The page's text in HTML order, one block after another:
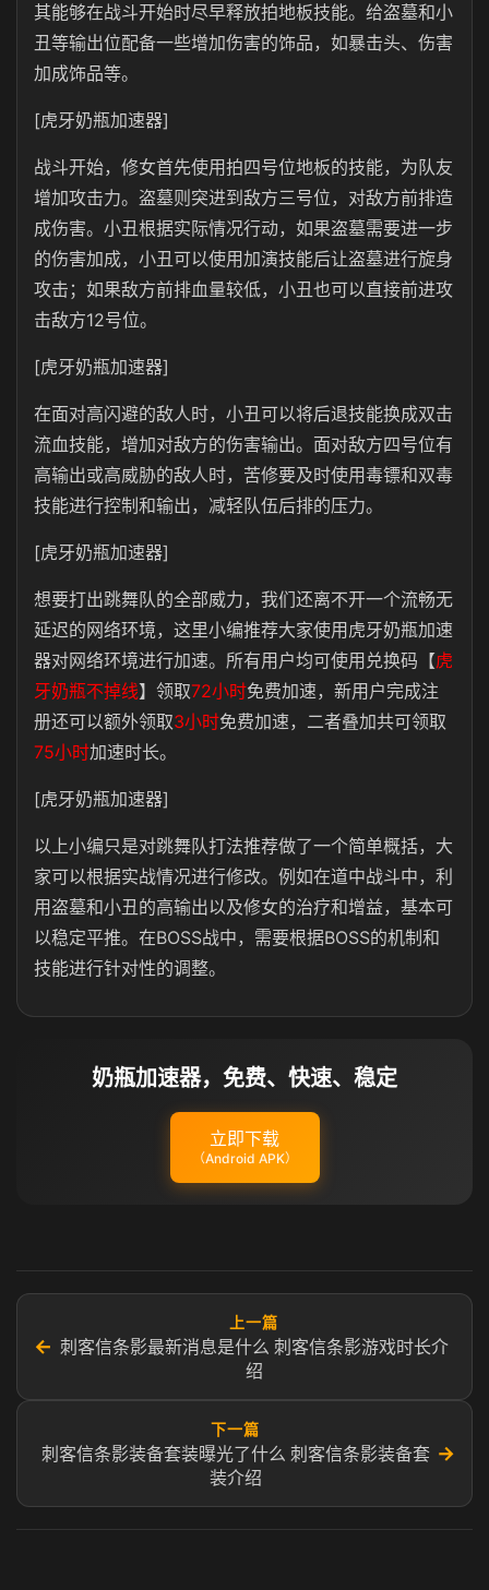
其能够在战斗开始时尽早释放拍地板技能。给盗墓和小
丑等输出位配备一些增加伤害的饰品，如暴击头、伤害
加成饰品等。
[虎牙奶瓶加速器]
战斗开始，修女首先使用拍四号位地板的技能，为队友
增加攻击力。盗墓则突进到敌方三号位，对敌方前排造
成伤害。小丑根据实际情况行动，如果盗墓需要进一步
的伤害加成，小丑可以使用加演技能后让盗墓进行旋身
攻击；如果敌方前排血量较低，小丑也可以直接前进攻
击敌方12号位。
[虎牙奶瓶加速器]
在面对高闪避的敌人时，小丑可以将后退技能换成双击
流血技能，增加对敌方的伤害输出。面对敌方四号位有
高输出或高威胁的敌人时，苦修要及时使用毒镖和双毒
技能进行控制和输出，减轻队伍后排的压力。
[虎牙奶瓶加速器]
想要打出跳舞队的全部威力，我们还离不开一个流畅无
延迟的网络环境，这里小编推荐大家使用虎牙奶瓶加速
器对网络环境进行加速。所有用户均可使用兑换码【虎
牙奶瓶不掉线】领取72小时免费加速，新用户完成注
册还可以额外领取3小时免费加速，二者叠加共可领取
75小时加速时长。
[虎牙奶瓶加速器]
以上小编只是对跳舞队打法推荐做了一个简单概括，大
家可以根据实战情况进行修改。例如在道中战斗中，利
用盗墓和小丑的高输出以及修女的治疗和增益，基本可
以稳定平推。在BOSS战中，需要根据BOSS的机制和
技能进行针对性的调整。
奶瓶加速器，免费、快速、稳定
立即下载
（Android APK）
←
上一篇
刺客信条影最新消息是什么 刺客信条影游戏时长介
绍
下一篇
刺客信条影装备套装曝光了什么 刺客信条影装备套
装介绍
→